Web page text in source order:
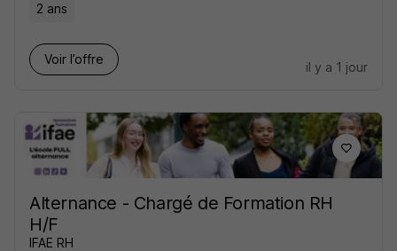
2 ans
Voir l’offre
il y a 1 jour
Alternance - Chargé de Formation RH
H/F
IFAE RH